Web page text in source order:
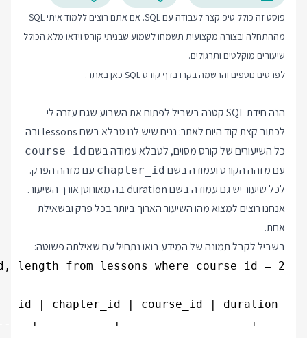
פוסט זה כולל טיפ קצר לעבודה עם SQL. אם אתם רוצים ללמוד איתי SQL
מההתחלה ובצורה מקצועית תשמחו לשמוע שבניתי קורס וידאו מלא הכולל
שיעורים מוקלטים ותרגולים.
לפרטים נוספים והרשמה בקרו בדף קורס SQL כאן באתר.
הנה חידת SQL קטנה בשביל לפתוח את השבוע שגם עזרה לי
לכתוב קצת קוד היום לאתר: נניח שיש לנו טבלא בשם lessons ובה
כל השיעורים של קורס מסוים, לטבלא עמודה בשם course_id
עם מזהה הקורס ועמודה בשם chapter_id עם מזהה הפרק.
לכל שיעור יש גם עמודה בשם duration בה מאוחסן אורך השיעור.
אנחנו רוצים למצוא מהו השיעור הארוך ביותר בכל פרק ובשאילת
אחת.
בשביל לקבל תמונה של המידע בואו נתחיל עם שאילתה פשוטה: